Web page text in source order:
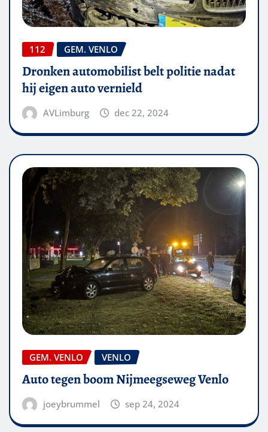
112 GEM. VENLO
Dronken automobilist belt politie nadat
hij eigen auto vernield
AVLimburg dec 22, 2024
GEM. VENLO VENLO
Auto tegen boom Nijmeegseweg Venlo
joeybrummel sep 24, 2024